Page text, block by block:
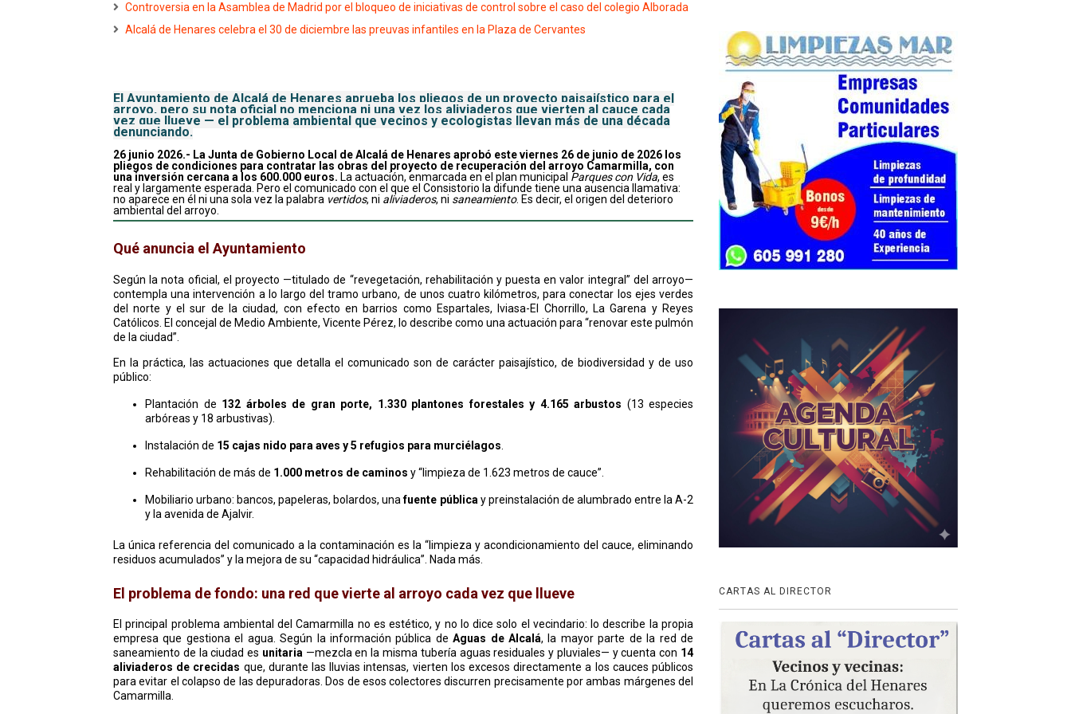
Controversia en la Asamblea de Madrid por el bloqueo de iniciativas de control sobre el caso del colegio Alborada
Alcalá de Henares celebra el 30 de diciembre las preuvas infantiles en la Plaza de Cervantes
El Ayuntamiento de Alcalá de Henares aprueba los pliegos de un proyecto paisajístico para el
arroyo, pero su nota oficial no menciona ni una vez los aliviaderos que vierten al cauce cada
vez que llueve — el problema ambiental que vecinos y ecologistas llevan más de una década
denunciando.
26 junio 2026.- La Junta de Gobierno Local de Alcalá de Henares aprobó este viernes 26 de junio de 2026 los
pliegos de condiciones para contratar las obras del proyecto de recuperación del arroyo Camarmilla, con
una inversión cercana a los 600.000 euros. La actuación, enmarcada en el plan municipal Parques con Vida, es
real y largamente esperada. Pero el comunicado con el que el Consistorio la difunde tiene una ausencia llamativa:
no aparece en él ni una sola vez la palabra vertidos, ni aliviaderos, ni saneamiento. Es decir, el origen del deterioro
ambiental del arroyo.
Qué anuncia el Ayuntamiento
Según la nota oficial, el proyecto —titulado de “revegetación, rehabilitación y puesta en valor integral” del arroyo—
contempla una intervención a lo largo del tramo urbano, de unos cuatro kilómetros, para conectar los ejes verdes
del norte y el sur de la ciudad, con efecto en barrios como Espartales, Iviasa-El Chorrillo, La Garena y Reyes
Católicos. El concejal de Medio Ambiente, Vicente Pérez, lo describe como una actuación para “renovar este pulmón
de la ciudad”.
En la práctica, las actuaciones que detalla el comunicado son de carácter paisajístico, de biodiversidad y de uso
público:
Plantación de 132 árboles de gran porte, 1.330 plantones forestales y 4.165 arbustos (13 especies
arbóreas y 18 arbustivas).
Instalación de 15 cajas nido para aves y 5 refugios para murciélagos
Rehabilitación de más de 1.000 metros de caminos y “limpieza de 1.623 metros de cauce”.
Mobiliario urbano: bancos, papeleras, bolardos, unafuente pública y preinstalación de alumbrado entre la A-2
y la avenida de Ajalvir.
La única referencia del comunicado a la contaminación es la “limpieza y acondicionamiento del cauce, eliminando
residuos acumulados” y la mejora de su “capacidad hidráulica”. Nada más.
El problema de fondo: una red que vierte al arroyo cada vez que llueve
El principal problema ambiental del Camarmilla no es estético, y no lo dice solo el vecindario: lo describe la propia
empresa que gestiona el agua. Según la información pública deAguas de Alcalá, la mayor parte de la red de
saneamiento de la ciudad es unitaria—mezcla en la misma tubería aguas residuales y pluviales— y cuenta con 14
aliviaderos de crecidas que, durante las lluvias intensas, vierten los excesos directamente a los cauces públicos
para evitar el colapso de las depuradoras. Dos de esos colectores discurren precisamente por ambas márgenes del
Camarmilla.
CARTAS AL DIRECTOR